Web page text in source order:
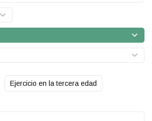
Ejercicio en la tercera edad